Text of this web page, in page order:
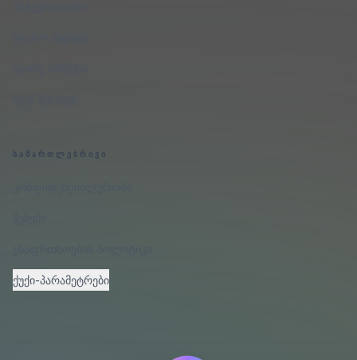
ᲡᲐᲛᲐᲠᲗᲚᲔᲑᲠᲘᲕᲘ
ქუქი-პარამეტრები